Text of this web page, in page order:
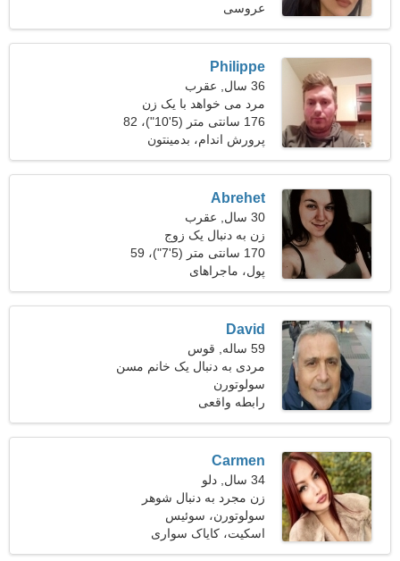
عروسی
Philippe
36 سال, عقرب
مرد می خواهد با یک زن
ملاقات کند
176 سانتی متر (5'10")، 82
کیلوگرم (180 پوند)
پرورش اندام، بدمینتون
Abrehet
30 سال, عقرب
زن به دنبال یک زوج
170 سانتی متر (5'7")، 59
کیلوگرم (130 پوند)
پول، ماجراهای
David
59 ساله, قوس
مردی به دنبال یک خانم مسن
سولوتورن
رابطه واقعی
Carmen
34 سال, دلو
زن مجرد به دنبال شوهر
سولوتورن، سوئیس
اسکیت، کایاک سواری